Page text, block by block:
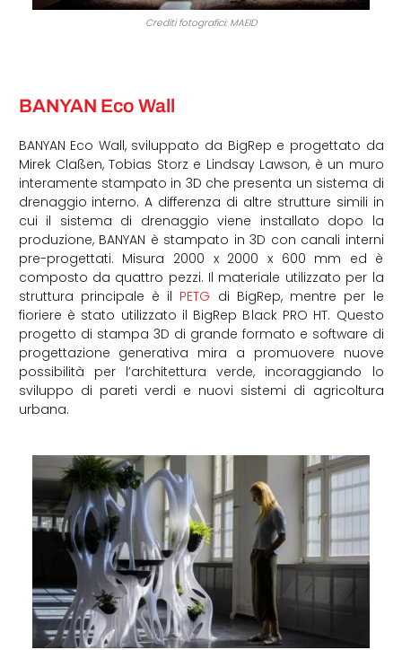
Crediti fotografici: MAEID
BANYAN Eco Wall
BANYAN Eco Wall, sviluppato da BigRep e progettato da
Mirek Claßen, Tobias Storz e Lindsay Lawson, è un muro
interamente stampato in 3D che presenta un sistema di
drenaggio interno. A differenza di altre strutture simili in
cui il sistema di drenaggio viene installato dopo la
produzione, BANYAN è stampato in 3D con canali interni
pre-progettati. Misura 2000 x 2000 x 600 mm ed è
composto da quattro pezzi. Il materiale utilizzato per la
struttura principale è il PETG di BigRep, mentre per le
fioriere è stato utilizzato il BigRep Black PRO HT. Questo
progetto di stampa 3D di grande formato e software di
progettazione generativa mira a promuovere nuove
possibilità per l’architettura verde, incoraggiando lo
sviluppo di pareti verdi e nuovi sistemi di agricoltura
urbana.